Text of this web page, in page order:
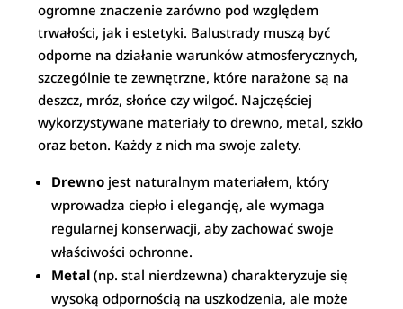
ogromne znaczenie zarówno pod względem
trwałości, jak i estetyki. Balustrady muszą być
odporne na działanie warunków atmosferycznych,
szczególnie te zewnętrzne, które narażone są na
deszcz, mróz, słońce czy wilgoć. Najczęściej
wykorzystywane materiały to drewno, metal, szkło
oraz beton. Każdy z nich ma swoje zalety.
Drewno jest naturalnym materiałem, który
wprowadza ciepło i elegancję, ale wymaga
regularnej konserwacji, aby zachować swoje
właściwości ochronne.
Metal (np. stal nierdzewna) charakteryzuje się
wysoką odpornością na uszkodzenia, ale może